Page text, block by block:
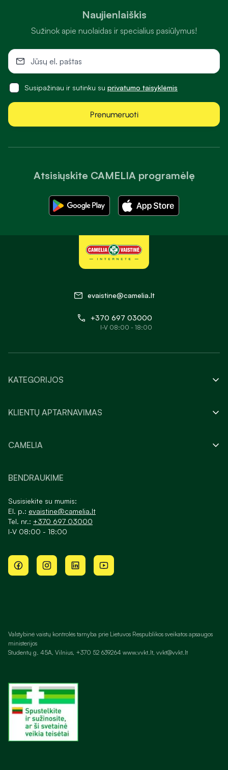
Atsisiųskite CAMELIA programėlę
Naujienlaiškis
Sužinok apie nuolaidas ir specialius pasiūlymus!
Susipažinau ir sutinku su privatumo taisyklėmis
Prenumeruoti
evaistine@camelia.lt
+370 697 03000
I-V 08:00 - 18:00
KATEGORIJOS
KLIENTŲ APTARNAVIMAS
CAMELIA
BENDRAUKIME
Susisiekite su mumis:
El. p.: evaistine@camelia.lt
Tel. nr.: +370 697 03000
I-V 08:00 - 18:00
Valstybinė vaistų kontrolės tarnyba prie Lietuvos Respublikos sveikatos apsaugos
ministerijos
Studentų g. 45A, Vilnius, +370 52 639264 www.vvkt.lt, vvkt@vvkt.lt